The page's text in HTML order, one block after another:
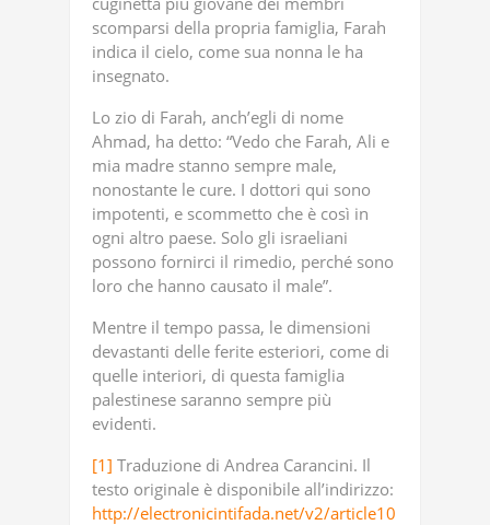
scomparsi della propria famiglia, Farah
indica il cielo, come sua nonna le ha
insegnato.
Lo zio di Farah, anch’egli di nome
Ahmad, ha detto: “Vedo che Farah, Ali e
mia madre stanno sempre male,
nonostante le cure. I dottori qui sono
impotenti, e scommetto che è così in
ogni altro paese. Solo gli israeliani
possono fornirci il rimedio, perché sono
loro che hanno causato il male”.
Mentre il tempo passa, le dimensioni
devastanti delle ferite esteriori, come di
quelle interiori, di questa famiglia
palestinese saranno sempre più
evidenti.
[1] Traduzione di Andrea Carancini. Il
testo originale è disponibile all’indirizzo:
http://electronicintifada.net/v2/article10